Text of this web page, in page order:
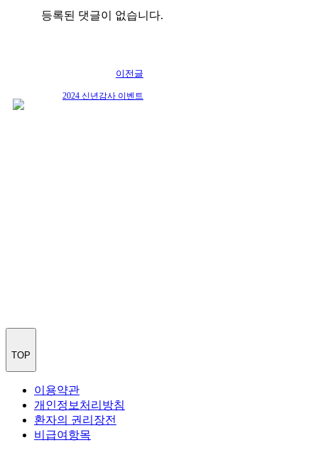
등록된 댓글이 없습니다.
이전글
2024 신년감사 이벤트
TOP
이용약관
개인정보처리방침
환자의 권리장전
비급여항목